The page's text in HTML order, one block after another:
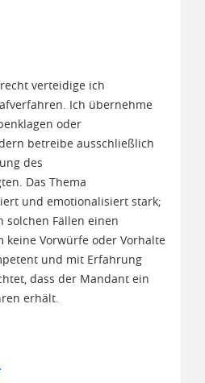
verteidige ich
Ich übernehme
oder
betreibe ausschließlich
des
Das Thema
und emotionalisiert stark;
Fällen einen
keine Vorwürfe oder Vorhalte
und mit Erfahrung
dass der Mandant ein
erhält.